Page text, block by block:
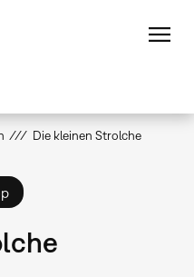
Die kleinen Strolche